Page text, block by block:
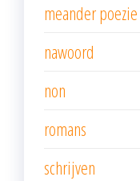
meander poezie
nawoord
non
romans
schrijven